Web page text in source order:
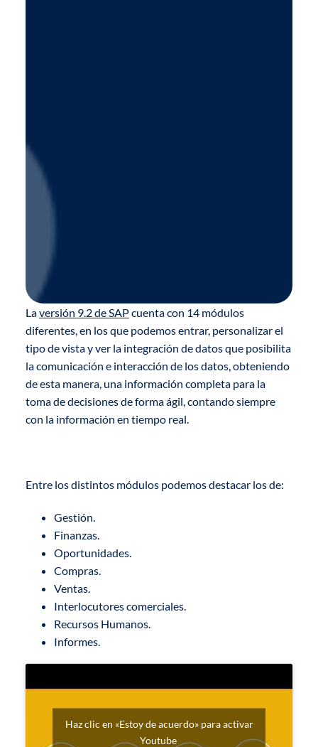
Laversión 9.2 de SAPcuenta con 14 módulos
diferentes, en los que podemos entrar, personalizar el
tipo de vista y ver la integración de datos que posibilita
la comunicación e interacción de los datos, obteniendo
de esta manera, una información completa para la
toma de decisiones de forma ágil, contando siempre
con la información en tiempo real.
Entre los distintos módulos podemos destacar los de:
Gestión.
Finanzas.
Oportunidades.
Compras.
Ventas.
Interlocutores comerciales.
Recursos Humanos.
Informes.
Haz clic en «Estoy de acuerdo» para activar
Youtube